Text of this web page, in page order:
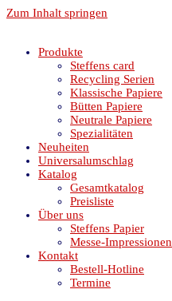
Zum Inhalt springen
Produkte
Steffens card
Recycling Serien
Klassische Papiere
Bütten Papiere
Neutrale Papiere
Spezialitäten
Neuheiten
Universalumschlag
Katalog
Gesamtkatalog
Preisliste
Über uns
Steffens Papier
Messe-Impressionen
Kontakt
Bestell-Hotline
Termine